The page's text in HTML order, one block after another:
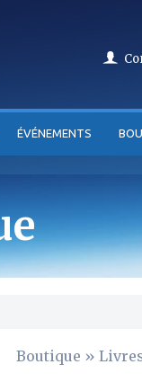
ÉVÉNEMENTS
Boutique »